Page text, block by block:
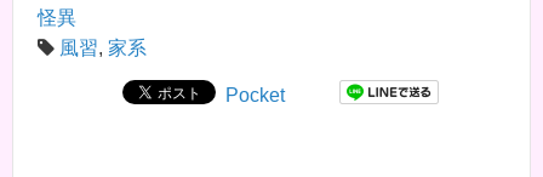
怪異
風習, 家系
Pocket